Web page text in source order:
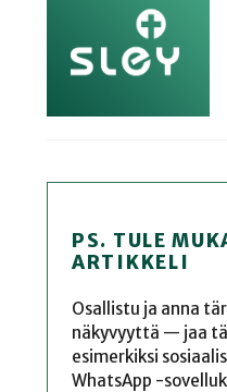
PS. TULE
ARTIKKELI
Osallistu ja anna
näkyvyyttä — jaa
esimerkiksi
WhatsApp -